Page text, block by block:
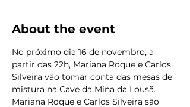
About the event
No próximo dia 16 de novembro, a
partir das 22h, Mariana Roque e Carlos
Silveira vão tomar conta das mesas de
mistura na Cave da Mina da Lousã.
Mariana Roque e Carlos Silveira são